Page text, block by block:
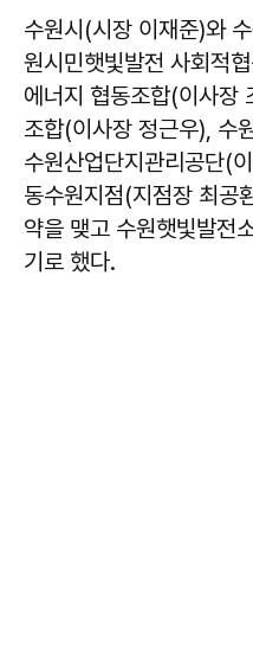
수원시(시장 이재준)와
원시민햇빛발전 사회적
에너지 협동조합(이사장
조합(이사장 정근우), 수
수원산업단지관리공단(
동수원지점(지점장 최공
약을 맺고 수원햇빛발전
기로 했다.